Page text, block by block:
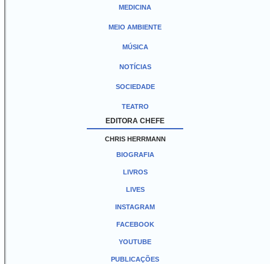
MEDICINA
MEIO AMBIENTE
MÚSICA
NOTÍCIAS
SOCIEDADE
TEATRO
EDITORA CHEFE
CHRIS HERRMANN
BIOGRAFIA
LIVROS
LIVES
INSTAGRAM
FACEBOOK
YOUTUBE
PUBLICAÇÕES